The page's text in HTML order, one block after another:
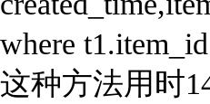
where
这种方法用时